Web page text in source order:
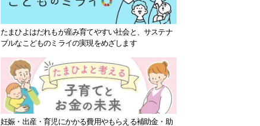
たまひよはだれもが産み育てやすい社会と、サステナ
ブルなこどものミライの実現をめざします
妊娠・出産・育児にかかる費用やもらえる補助金・助